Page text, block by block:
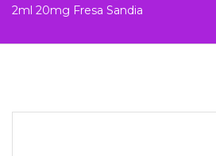
2ml 20mg Fresa Sandia